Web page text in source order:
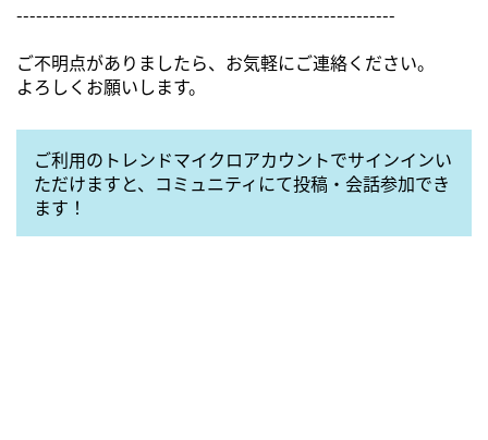
----------------------------------------------------------
ご不明点がありましたら、お気軽にご連絡ください。
よろしくお願いします。
ご利用のトレンドマイクロアカウントでサインインい
ただけますと、コミュニティにて投稿・会話参加でき
ます！